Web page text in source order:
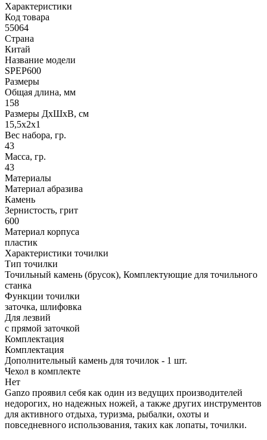
Характеристики
Код товара
55064
Страна
Китай
Название модели
SPEP600
Размеры
Общая длина, мм
158
Размеры ДхШхВ, см
15,5х2х1
Вес набора, гр.
43
Масса, гр.
43
Материалы
Материал абразива
Камень
Зернистость, грит
600
Материал корпуса
пластик
Характеристики точилки
Тип точилки
Точильный камень (брусок), Комплектующие для точильного
станка
Функции точилки
заточка, шлифовка
Для лезвий
с прямой заточкой
Комплектация
Комплектация
Дополнительный камень для точилок - 1 шт.
Чехол в комплекте
Нет
Ganzo проявил себя как один из ведущих производителей
недорогих, но надежных ножей, а также других инструментов
для активного отдыха, туризма, рыбалки, охоты и
повседневного использования, таких как лопаты, точилки.